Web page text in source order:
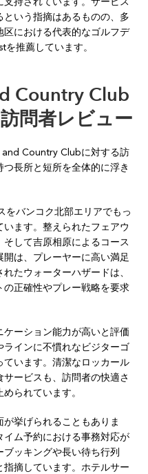
持されています。サービス
いう指摘はあるものの、多
区における代表的なゴルフデ
を推薦しています。
Country Club
問者レビュー
Country Clubに対する訪
長所と短所を全体的に浮き
をバンコク北部エリアでもっ
ます。整えられたフェアウ
して吉原相原によるコース
は、プレーヤーに高い満足
たウォーターハザードは、
正確性やプレー戦略を要求
ーション能力が高いと評価
インに不慣れなビジターゴ
ています。清潔なロッカール
ービスも、訪問者の快適さ
られています。
挙げられることもありま
ム予約における事務対応が
ッキングや長い待ち行列
摘しています。ホテルサー